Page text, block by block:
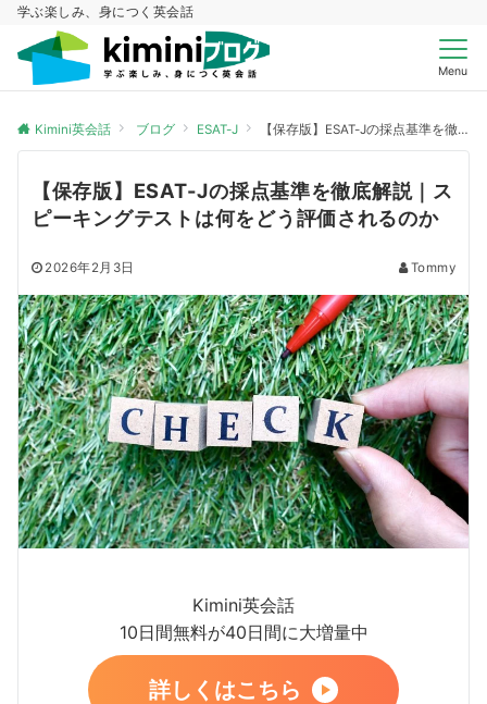
学ぶ楽しみ、身につく英会話
Menu
Kimini英会話 ブログ ESAT-J 【保存版】ESAT-Jの採点基準を徹底解説｜スピーキングテストは何をどう評価されるのか
【保存版】ESAT-Jの採点基準を徹底解説｜ス
ピーキングテストは何をどう評価されるのか
2026年2月3日 Tommy
Kimini英会話
10日間無料が40日間に大増量中
詳しくはこちら